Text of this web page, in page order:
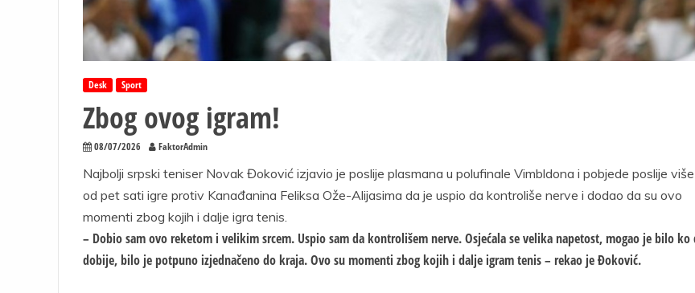
Desk Sport
Zbog ovog igram!
08/07/2026 FaktorAdmin
Najbolji srpski teniser Novak Đoković izjavio je poslije plasmana u polufinale Vimbldona i pobjede poslije više
od pet sati igre protiv Kanađanina Feliksa Ože-Alijasima da je uspio da kontroliše nerve i dodao da su ovo
momenti zbog kojih i dalje igra tenis.
– Dobio sam ovo reketom i velikim srcem. Uspio sam da kontrolišem nerve. Osjećala se velika napetost, mogao je bilo ko
dobije, bilo je potpuno izjednačeno do kraja. Ovo su momenti zbog kojih i dalje igram tenis – rekao je Đoković.